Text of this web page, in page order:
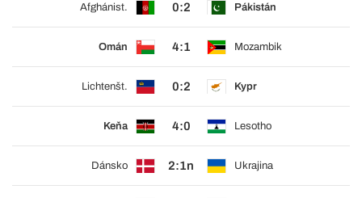
Afghánist. 0:2 Pákistán
Omán 4:1 Mozambik
Lichtenšt. 0:2 Kypr
Keňa 4:0 Lesotho
Dánsko 2:1n Ukrajina